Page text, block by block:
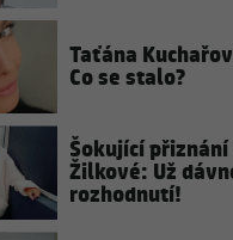
Taťána
Co se stalo?
Šokující
Žilkové: Už
rozhodnutí!